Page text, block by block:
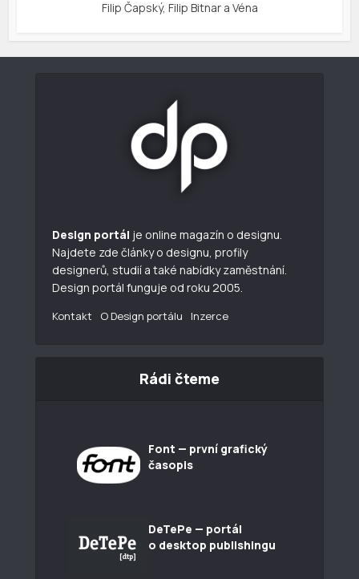
Filip Čapský, Filip Bitnar a Véna
Design portál je online magazín o designu.
Najdete zde články o designu, profily
designerů, studií a také nabídky zaměstnání.
Design portál funguje od roku 2005.
Kontakt O Design portálu Inzerce
Rádi čteme
Font — první grafický
časopis
DeTePe — portál
o desktop publishingu